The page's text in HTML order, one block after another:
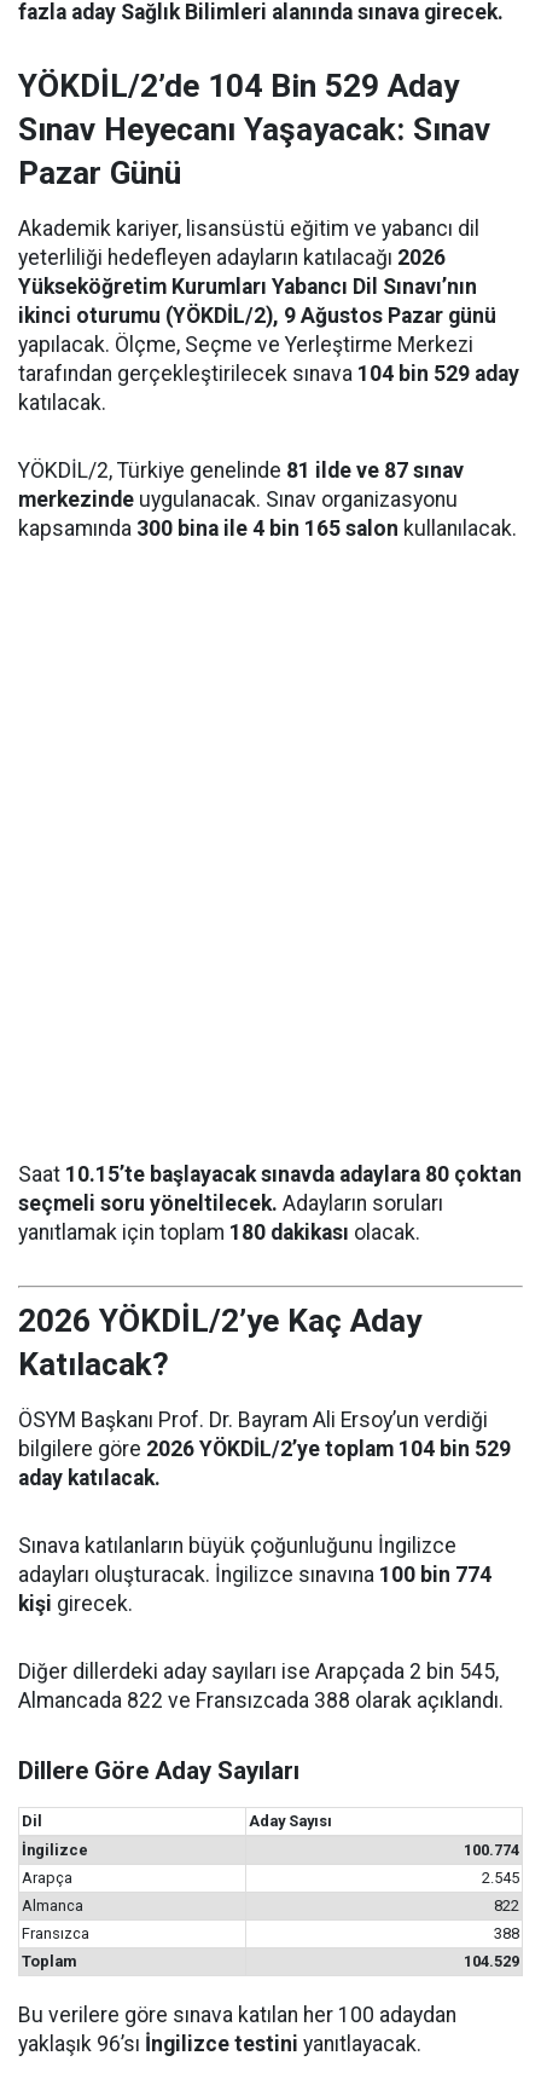
fazla aday Sağlık Bilimleri alanında sınava girecek.
YÖKDİL/2’de 104 Bin 529 Aday
Sınav Heyecanı Yaşayacak: Sınav
Pazar Günü
Akademik kariyer, lisansüstü eğitim ve yabancı dil
yeterliliği hedefleyen adayların katılacağı 2026
Yükseköğretim Kurumları Yabancı Dil Sınavı’nın
ikinci oturumu (YÖKDİL/2), 9 Ağustos Pazar günü
yapılacak. Ölçme, Seçme ve Yerleştirme Merkezi
tarafından gerçekleştirilecek sınava 104 bin 529 aday
katılacak.
YÖKDİL/2, Türkiye genelinde 81 ilde ve 87 sınav
merkezinde uygulanacak. Sınav organizasyonu
kapsamında 300 bina ile 4 bin 165 salon kullanılacak.
Saat 10.15’te başlayacak sınavda adaylara 80 çoktan
seçmeli soru yöneltilecek. Adayların soruları
yanıtlamak için toplam 180 dakikası olacak.
2026 YÖKDİL/2’ye Kaç Aday
Katılacak?
ÖSYM Başkanı Prof. Dr. Bayram Ali Ersoy’un verdiği
bilgilere göre 2026 YÖKDİL/2’ye toplam 104 bin 529
aday katılacak.
Sınava katılanların büyük çoğunluğunu İngilizce
adayları oluşturacak. İngilizce sınavına 100 bin 774
kişi girecek.
Diğer dillerdeki aday sayıları ise Arapçada 2 bin 545,
Almancada 822 ve Fransızcada 388 olarak açıklandı.
Dillere Göre Aday Sayıları
Dil
Aday Sayısı
İngilizce
100.774
Arapça
2.545
Almanca
822
Fransızca
388
Toplam
104.529
Bu verilere göre sınava katılan her 100 adaydan
yaklaşık 96’sı İngilizce testini yanıtlayacak.